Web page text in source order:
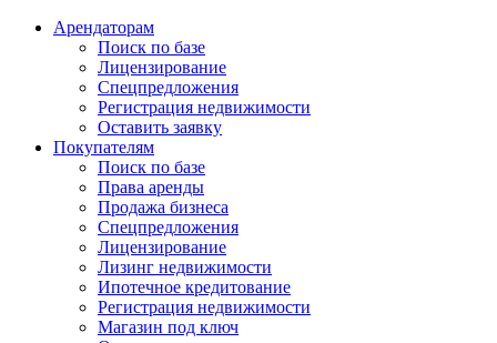
Арендаторам
Поиск по базе
Лицензирование
Спецпредложения
Регистрация недвижимости
Оставить заявку
Покупателям
Поиск по базе
Права аренды
Продажа бизнеса
Спецпредложения
Лицензирование
Лизинг недвижимости
Ипотечное кредитование
Регистрация недвижимости
Магазин под ключ